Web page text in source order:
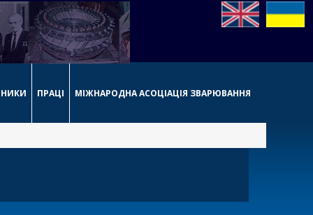
ПРАЦІ МІЖНАРОДНА АСОЦІАЦІЯ ЗВАРЮВАННЯ